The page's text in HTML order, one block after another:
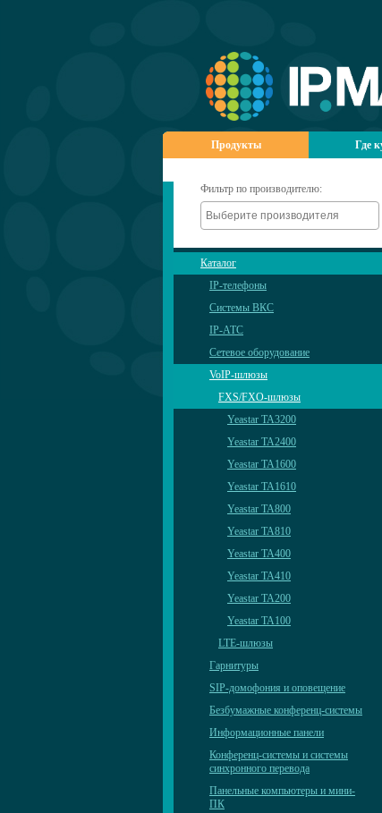
Продукты Где
Фильтр по производителю:
Каталог
IP-телефоны
Системы ВКС
IP-АТС
Сетевое оборудование
VoIP-шлюзы
FXS/FXO-шлюзы
Yeastar TA3200
Yeastar TA2400
Yeastar TA1600
Yeastar TA1610
Yeastar TA800
Yeastar TA810
Yeastar TA400
Yeastar TA410
Yeastar TA200
Yeastar TA100
LTE-шлюзы
Гарнитуры
SIP-домофония и оповещение
Безбумажные конференц-системы
Информационные панели
Конференц-системы и системы
синхронного перевода
Панельные компьютеры и мини-
ПК